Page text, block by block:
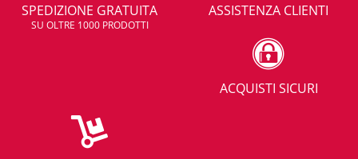
SPEDIZIONE GRATUITA
SU OLTRE 1000 PRODOTTI
ASSISTENZA CLIENTI
ACQUISTI SICURI